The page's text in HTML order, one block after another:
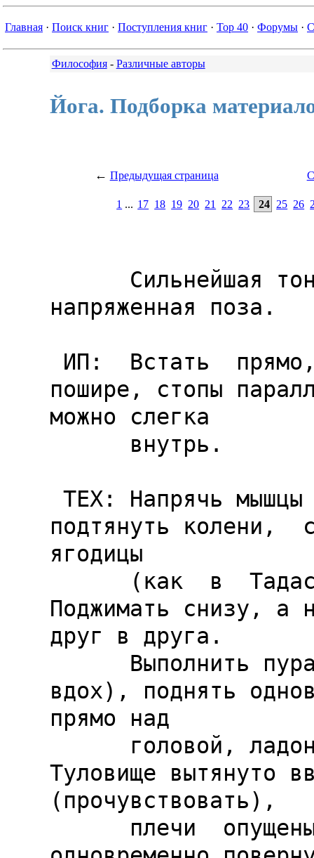
Главная · Поиск книг · Поступления книг · Top 40 · Форумы ·
Философия- Различные авторы
Йога. Подборка
← Предыдущая страница
1 ... 17 18 19 20 21 22 23 24 25 26